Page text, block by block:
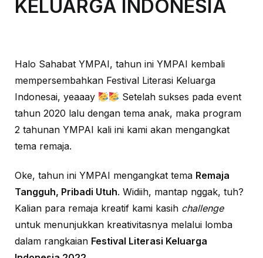
KELUARGA INDONESIA
Halo Sahabat YMPAI, tahun ini YMPAI kembali
mempersembahkan Festival Literasi Keluarga
Indonesai, yeaaay
Setelah sukses pada event
tahun 2020 lalu dengan tema anak, maka program
2 tahunan YMPAI kali ini kami akan mengangkat
tema remaja.
Oke, tahun ini YMPAI mengangkat tema Remaja
Tangguh, Pribadi Utuh. Widiih, mantap nggak, tuh?
Kalian para remaja kreatif kami kasih challenge
untuk menunjukkan kreativitasnya melalui lomba
dalam rangkaian Festival Literasi Keluarga